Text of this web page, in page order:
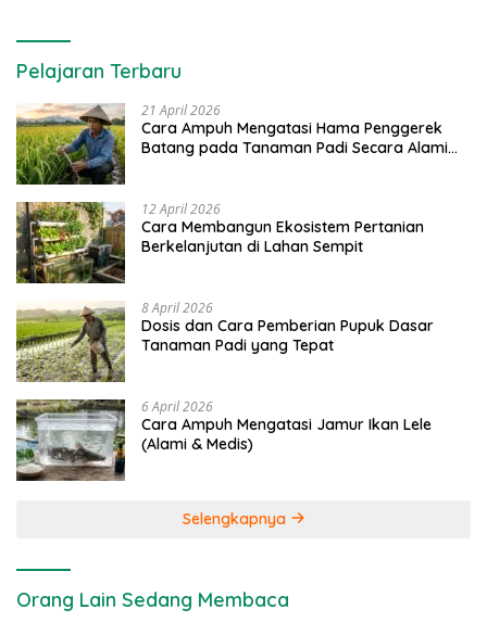
Pelajaran Terbaru
21 April 2026
Cara Ampuh Mengatasi Hama Penggerek
Batang pada Tanaman Padi Secara Alami
12 April 2026
Cara Membangun Ekosistem Pertanian
Berkelanjutan di Lahan Sempit
8 April 2026
Dosis dan Cara Pemberian Pupuk Dasar
Tanaman Padi yang Tepat
6 April 2026
Cara Ampuh Mengatasi Jamur Ikan Lele
(Alami & Medis)
Selengkapnya
Orang Lain Sedang Membaca